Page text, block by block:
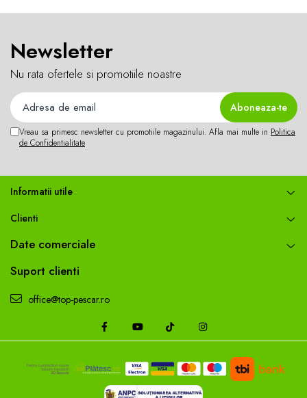
Newsletter
Nu rata ofertele si promotiile noastre
Vreau sa primesc newsletter cu promotiile magazinului. Afla mai multe in Politica
de Confidentialitate
Informatii utile
Clienti
Date comerciale
Suport clienti
office@top-pescar.ro